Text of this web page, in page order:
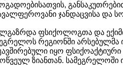
ჯანდაცვისა და
ფსიქოლოგთა და
რეგიონში
იყო ფსიქოაქტიური
ზიანთან.